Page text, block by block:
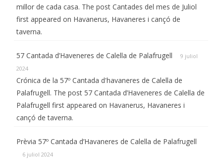
millor de cada casa. The post Cantades del mes de Juliol
first appeared on Havanerus, Havaneres i cançó de
taverna.
57 Cantada d’Haveneres de Calella de Palafrugell
9 juliol
2024
Crónica de la 57º Cantada d'havaneres de Calella de
Palafrugell. The post 57 Cantada d’Haveneres de Calella de
Palafrugell first appeared on Havanerus, Havaneres i
cançó de taverna.
Prèvia 57º Cantada d’Havaneres de Calella de Palafrugell
6 juliol 2024